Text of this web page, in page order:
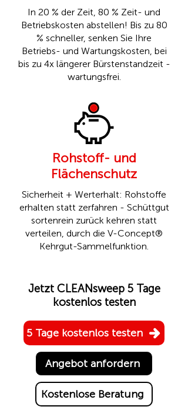
In 20 % der Zeit, 80 % Zeit- und
Betriebskosten abstellen! Bis zu 80
% schneller, senken Sie Ihre
Betriebs- und Wartungskosten, bei
bis zu 4x längerer Bürstenstandzeit -
wartungsfrei.
Rohstoff- und
Flächenschutz
Sicherheit + Werterhalt: Rohstoffe
erhalten statt zerfahren - Schüttgut
sortenrein zurück kehren statt
verteilen, durch die V-Concept®
Kehrgut-Sammelfunktion.
Jetzt CLEANsweep 5 Tage
kostenlos testen
5 Tage kostenlos testen
Angebot anfordern
Kostenlose Beratung